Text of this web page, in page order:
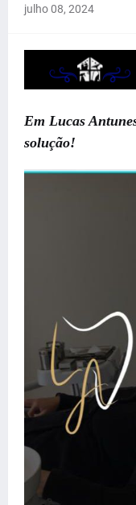
julho 08, 2024
Em Lucas
solução!